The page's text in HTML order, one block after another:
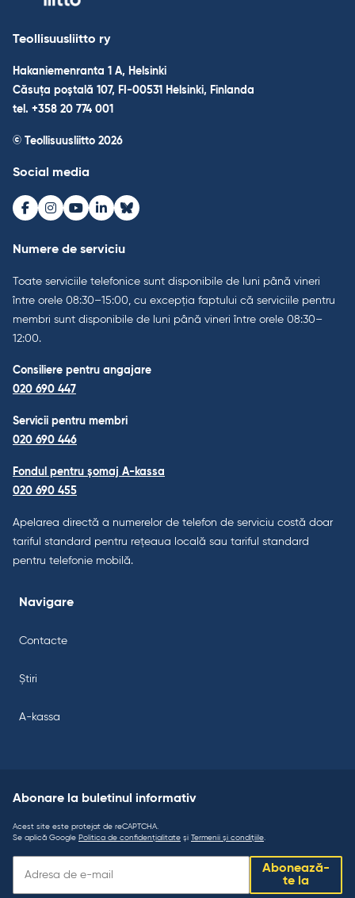
Teollisuusliitto ry
Hakaniemenranta 1 A, Helsinki
Căsuța poștală 107, FI-00531 Helsinki, Finlanda
tel. +358 20 774 001
© Teollisuusliitto 2026
Social media
Facebook
Instagram
Youtube
LinkedInBluesky
Numere de serviciu
Toate serviciile telefonice sunt disponibile de luni până vineri
între orele 08:30–15:00, cu excepția faptului că serviciile pentru
membri sunt disponibile de luni până vineri între orele 08:30–
12:00.
Consiliere pentru angajare
020 690 447
Servicii pentru membri
020 690 446
Fondul pentru șomaj A-kassa
020 690 455
Apelarea directă a numerelor de telefon de serviciu costă doar
tariful standard pentru rețeaua locală sau tariful standard
pentru telefonie mobilă.
Navigare
Contacte
Știri
A-kassa
Abonare la buletinul informativ
Acest site este protejat de reCAPTCHA.
Se aplică Google Politica de confidențialitate și Termenii și condițiile.
Abonează-
te la